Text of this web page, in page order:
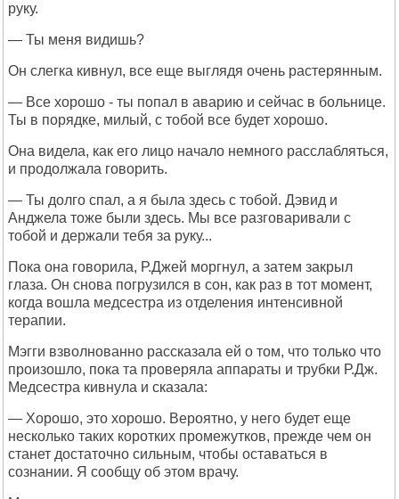
руку.
— Ты меня видишь?
Он слегка кивнул, все еще выглядя очень растерянным.
— Все хорошо - ты попал в аварию и сейчас в больнице.
Ты в порядке, милый, с тобой все будет хорошо.
Она видела, как его лицо начало немного расслабляться,
и продолжала говорить.
— Ты долго спал, а я была здесь с тобой. Дэвид и
Анджела тоже были здесь. Мы все разговаривали с
тобой и держали тебя за руку...
Пока она говорила, Р.Джей моргнул, а затем закрыл
глаза. Он снова погрузился в сон, как раз в тот момент,
когда вошла медсестра из отделения интенсивной
терапии.
Мэгги взволнованно рассказала ей о том, что только что
произошло, пока та проверяла аппараты и трубки Р.Дж.
Медсестра кивнула и сказала:
— Хорошо, это хорошо. Вероятно, у него будет еще
несколько таких коротких промежутков, прежде чем он
станет достаточно сильным, чтобы оставаться в
сознании. Я сообщу об этом врачу.